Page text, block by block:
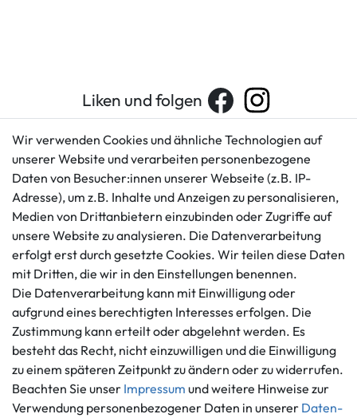
Liken und folgen
Kundenservice
+49 421 596586
Mo. - Fr. 9 - 16 Uhr
info@gameworld.de
Kontaktformular
Rechtliches
AGB
Impressum
Datenschutzerklärung
Barrierefreiheitserklärung
Widerrufs­recht
Vertrag widerrufen
Informationen
Ankauf
Über uns
Häufig gestellte Fragen
Zahlung und Versand
Zahlungsmöglichkeiten
Wir verwenden Cookies und ähnliche Technologien auf
unserer Website und verarbeiten personenbezogene
Daten von Besucher:innen unserer Webseite (z.B. IP-
Adresse), um z.B. Inhalte und Anzeigen zu personalisieren,
Medien von Drittanbietern einzubinden oder Zugriffe auf
unsere Website zu analysieren. Die Datenverarbeitung
erfolgt erst durch gesetzte Cookies. Wir teilen diese Daten
mit Dritten, die wir in den Einstellungen benennen.
Die Datenverarbeitung kann mit Einwilligung oder
aufgrund eines berechtigten Interesses erfolgen. Die
Zustimmung kann erteilt oder abgelehnt werden. Es
besteht das Recht, nicht einzuwilligen und die Einwilligung
zu einem späteren Zeitpunkt zu ändern oder zu widerrufen.
Beachten Sie unser Impressum und weitere Hinweise zur
Verwendung personenbezogener Daten in unserer Daten­